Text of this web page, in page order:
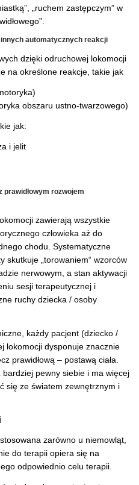
„ruchem zastępczym” w
automatycznych reakcji
dzięki odruchowej lokomocji
na określone reakcje, takie jak
obszaru ustno-twarzowego)
jak:
i jelit
prawidłowym rozwojem
zawierają wszystkie
człowieka aż do
chodu. Systematyczne
skutkuje „torowaniem“ wzorców
nerwowym, a stan aktywacji
sesji terapeutycznej i
ruchy dziecka / osoby
każdy pacjent (dziecko /
lokomocji dysponuje znacznie
prawidłową – postawą ciała.
pewny siebie i ma więcej
się ze światem zewnętrznym i
zarówno u niemowląt,
do terapii opiera się na
odpowiednio celu terapii.